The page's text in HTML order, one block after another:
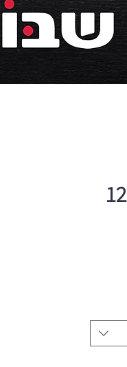
סט צבעי שמן 12 יח׳ 12